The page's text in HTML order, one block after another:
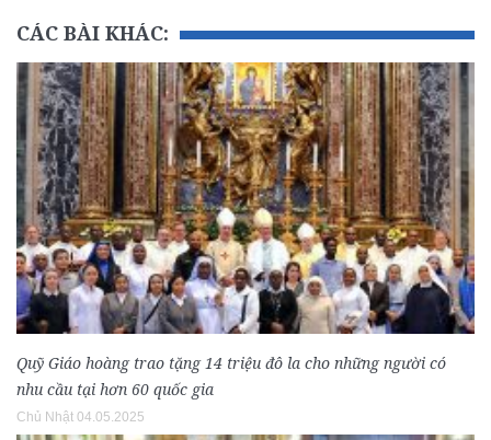
CÁC BÀI KHÁC:
Quỹ Giáo hoàng trao tặng 14 triệu đô la cho những người có
nhu cầu tại hơn 60 quốc gia
Chủ Nhật 04.05.2025